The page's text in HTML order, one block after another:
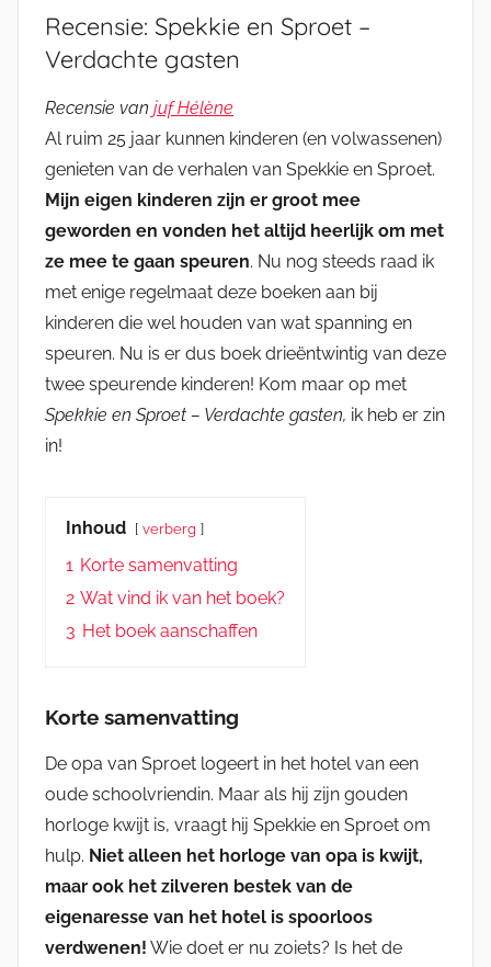
Recensie: Spekkie en Sproet –
Verdachte gasten
Recensie van juf Hélène
Al ruim 25 jaar kunnen kinderen (en volwassenen)
genieten van de verhalen van Spekkie en Sproet.
Mijn eigen kinderen zijn er groot mee
geworden en vonden het altijd heerlijk om met
ze mee te gaan speuren. Nu nog steeds raad ik
met enige regelmaat deze boeken aan bij
kinderen die wel houden van wat spanning en
speuren. Nu is er dus boek drieëntwintig van deze
twee speurende kinderen! Kom maar op met
Spekkie en Sproet – Verdachte gasten, ik heb er zin
in!
Inhoud verberg
1 Korte samenvatting
2 Wat vind ik van het boek?
3 Het boek aanschaffen
Korte samenvatting
De opa van Sproet logeert in het hotel van een
oude schoolvriendin. Maar als hij zijn gouden
horloge kwijt is, vraagt hij Spekkie en Sproet om
hulp. Niet alleen het horloge van opa is kwijt,
maar ook het zilveren bestek van de
eigenaresse van het hotel is spoorloos
verdwenen! Wie doet er nu zoiets? Is het de